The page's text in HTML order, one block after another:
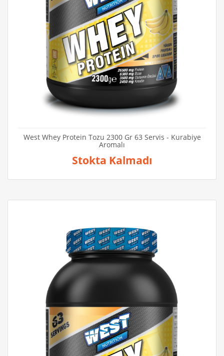
West Whey Protein Tozu 2300 Gr 63 Servis - Kurabiye
Aromalı
Stokta Kalmadı